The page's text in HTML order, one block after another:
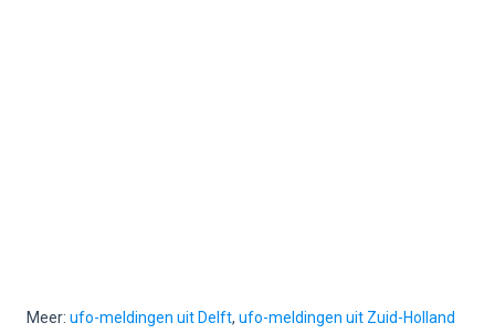
Meer: ufo-meldingen uit Delft, ufo-meldingen uit Zuid-Holland